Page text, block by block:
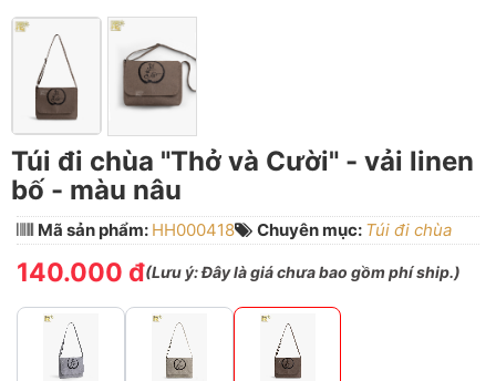
Túi đi chùa "Thở và Cười" - vải linen
bố - màu nâu
Mã sản phẩm: HH000418 Chuyên mục: Túi đi chùa
140.000 đ(Lưu ý:Đây là giá chưa bao gồm phí ship.)